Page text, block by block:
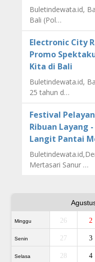
Buletindewata.id,
Bali (Pol…
Electronic City
Promo
Kita di Bali
Buletindewata.id,
25 tahun d…
Festival
Ribuan Layang
Langit Pantai
Mertasari Sanur …
Minggu 26 2
Senin 27 3
Selasa 28 4